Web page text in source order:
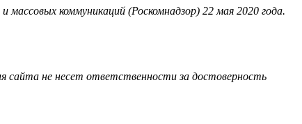
массовых коммуникаций (Роскомнадзор) 22 мая 2020 года.
сайта не несет ответственности за достоверность